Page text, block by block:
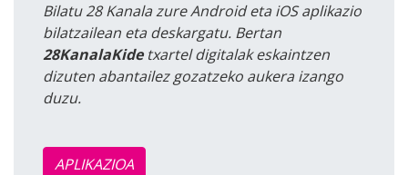
Bilatu 28 Kanala zure Android eta iOS aplikazio
bilatzailean eta deskargatu. Bertan
28KanalaKidetxartel digitalak eskaintzen
dizuten abantailez gozatzeko aukera izango
duzu.
APLIKAZIOA